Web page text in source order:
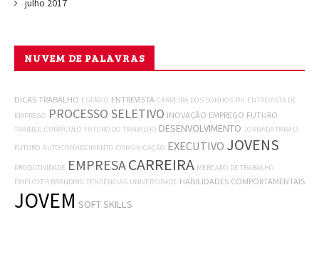
julho 2017
NUVEM DE PALAVRAS
DICAS TRABALHO ESTÁGIO ENTREVISTA CARREIRA DOS SONHOS RH ENTREVISTA DE
EMPREGO PROCESSO SELETIVO INOVAÇÃO EMPREGO FUTURO
TRAINEE CURRÍCULO FUTURO DO TRABALHO DESENVOLVIMENTO JORNADA PARA O
FUTURO AUTOCONHECIMENTO COMUNICAÇÃO EXECUTIVO JOVENS
PRODUTIVIDADE EMPRESACARREIRA MERCADO DE TRABALHO
EMPLOYER BRANDING TENDÊNCIAS UNIVERSIDADE HABILIDADES COMPORTAMENTAIS
JOVEM SOFT SKILLS